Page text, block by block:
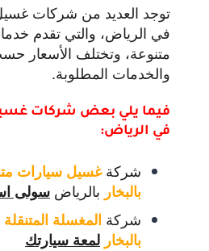
توجد العديد من شركات غسيل
في الرياض، والتي تقدم
متنوعة، وتختلف الأسعار
والخدمات المطلوبة.
فيما يلي بعض شركات
في الرياض:
شركةغسيل سيارات
بالبخار بالرياض سولى
شركة المغسلة
بالبخار لمعة سيارتك